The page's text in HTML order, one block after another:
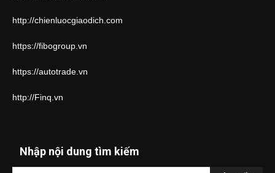
http://chienluocgiaodich.com
https://fibogroup.vn
https://autotrade.vn
http://Finq.vn
Nhập nội dung tìm kiếm